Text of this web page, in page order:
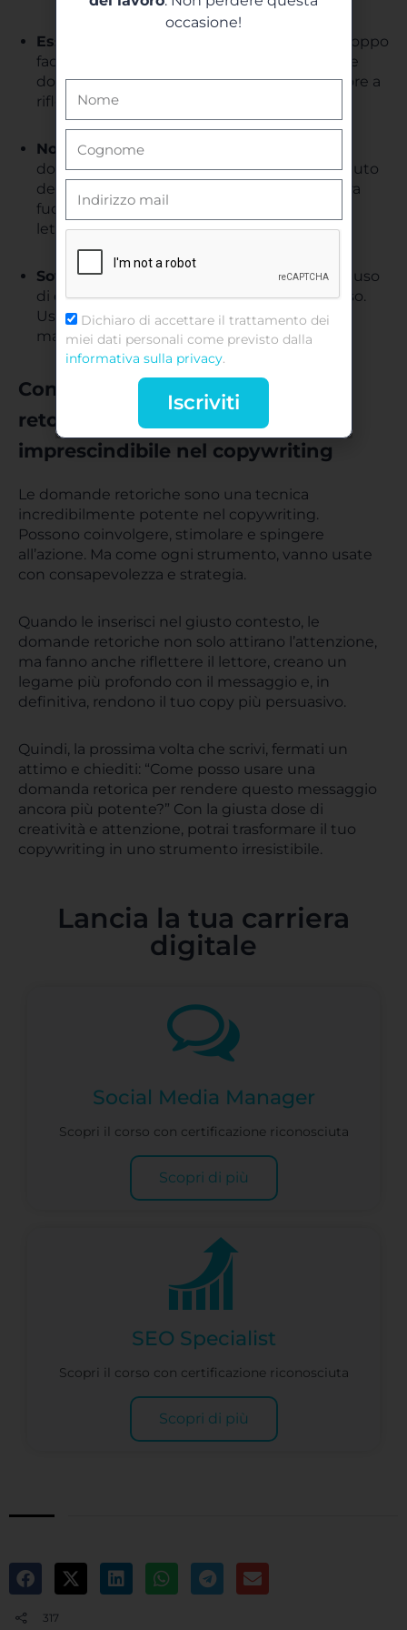
Essere troppo evidenti
: se la domanda è troppo
facile da rispondere, perde la sua efficacia. Le
domande retoriche devono spingere il lettore a
riflettere, non a dare una risposta banale.
Non essere pertinenti
domanda sia strettamente legata al contenuto
del tuo messaggio. Se una domanda sembra
fuori luogo, rischi di perdere l’attenzione del
lettore.
Sovraccaricare il testo
: come già detto, l’abuso
di domande retoriche può risultare fastidioso.
Usa questo strumento con parsimonia per
mantenerne l’impatto.
Conclusione: perché le domande
retoriche sono una risorsa
imprescindibile nel copywriting
Le domande retoriche sono una tecnica
incredibilmente potente nel copywriting.
Possono coinvolgere, stimolare e spingere
all’azione. Ma come ogni strumento, vanno usate
con consapevolezza e strategia.
Quando le inserisci nel giusto contesto, le
domande retoriche non solo attirano l’attenzione,
ma fanno anche riflettere il lettore, creano un
legame più profondo con il messaggio e, in
definitiva, rendono il tuo copy più persuasivo.
Quindi, la prossima volta che scrivi, fermati un
attimo e chiediti: “Come posso usare una
domanda retorica per rendere questo messaggio
ancora più potente?” Con la giusta dose di
creatività e attenzione, potrai trasformare il tuo
copywriting in uno strumento irresistibile.
Lancia la tua carriera
digitale
Social Media Manager
Scopri il corso con certificazione riconosciuta
Scopri di più
SEO Specialist
Scopri il corso con certificazione riconosciuta
Scopri di più
317
occasione!
Dichiaro di accettare il trattamento dei
miei dati personali come previsto dalla
informativa sulla privacy.
Iscriviti